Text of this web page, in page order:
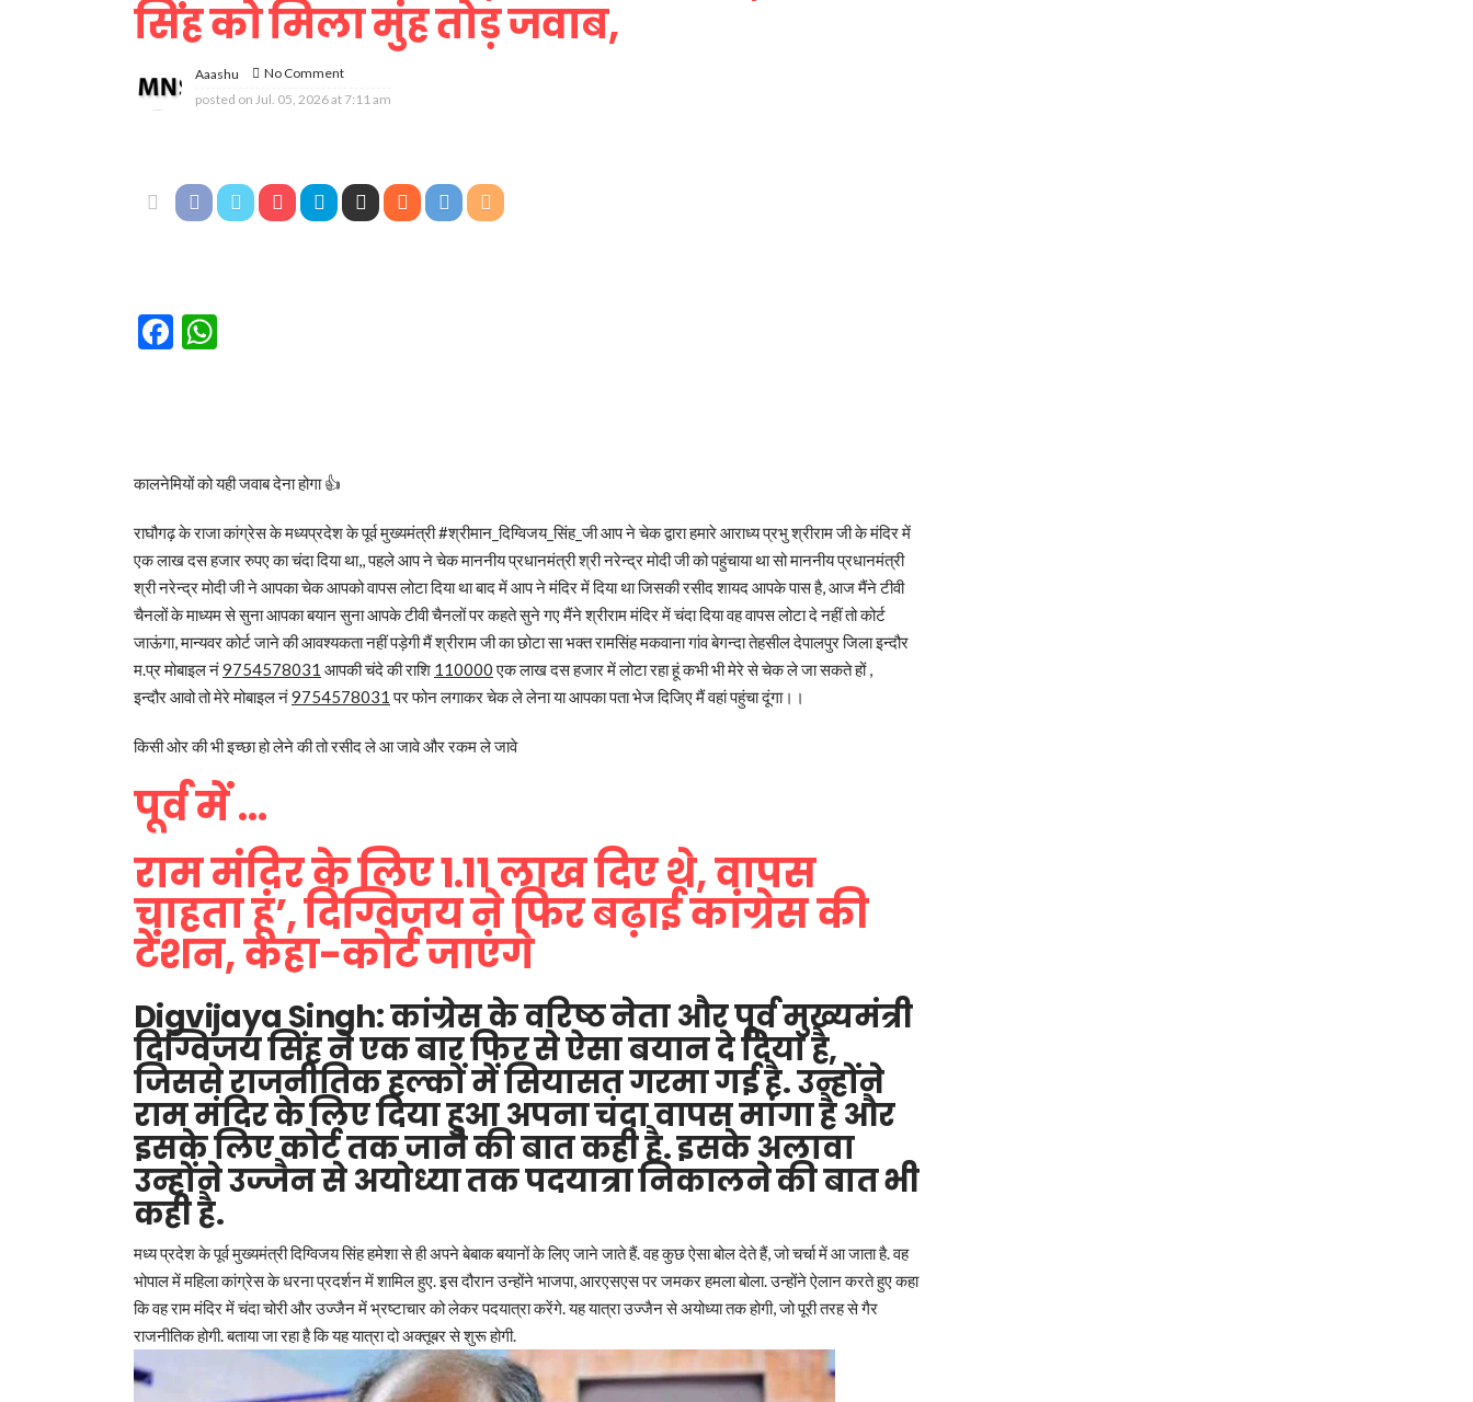
सिंह को मिला मुंह तोड़ जवाब,
Aaashu
No Comment
posted on Jul. 05, 2026 at 7:11 am
Facebook
कालनेमियों को यही जवाब देना होगा 👍
राघौगढ़ के राजा कांग्रेस के मध्यप्रदेश के पूर्व मुख्यमंत्री #श्रीमान_दिग्विजय_सिंह_जी आप ने चेक द्वारा हमारे आराध्य प्रभु श्रीराम जी के मंदिर में
एक लाख दस हजार रुपए का चंदा दिया था,, पहले आप ने चेक माननीय प्रधानमंत्री श्री नरेन्द्र मोदी जी को पहुंचाया था सो माननीय प्रधानमंत्री
श्री नरेन्द्र मोदी जी ने आपका चेक आपको वापस लोटा दिया था बाद में आप ने मंदिर में दिया था जिसकी रसीद शायद आपके पास है, आज मैंने टीवी
चैनलों के माध्यम से सुना आपका बयान सुना आपके टीवी चैनलों पर कहते सुने गए मैंने श्रीराम मंदिर में चंदा दिया वह वापस लोटा दे नहीं तो कोर्ट
जाऊंगा, मान्यवर कोर्ट जाने की आवश्यकता नहीं पड़ेगी मैं श्रीराम जी का छोटा सा भक्त रामसिंह मकवाना गांव बेगन्दा तेहसील देपालपुर जिला इन्दौर
म.प्र मोबाइल नं9754578031 आपकी चंदे की राशि 110000एक लाख दस हजार में लोटा रहा हूं कभी भी मेरे से चेक ले जा सकते हों ,
इन्दौर आवो तो मेरे मोबाइल नं9754578031 पर फोन लगाकर चेक ले लेना या आपका पता भेज दिजिए मैं वहां पहुंचा दूंगा।।
किसी ओर की भी इच्छा हो लेने की तो रसीद ले आ जावे और रकम ले जावे
पूर्व में …
राम मंदिर के लिए 1.11 लाख दिए थे, वापस
चाहता हूं’, दिग्विजय ने फिर बढ़ाई कांग्रेस की
टेंशन, कहा-कोर्ट जाएंगे
Digvijaya Singh: कांग्रेस के वरिष्ठ नेता और पूर्व मुख्यमंत्री
दिग्विजय सिंह ने एक बार फिर से ऐसा बयान दे दिया है,
जिससे राजनीतिक हल्कों में सियासत गरमा गई है. उन्होंने
राम मंदिर के लिए दिया हुआ अपना चंदा वापस मांगा है और
इसके लिए कोर्ट तक जाने की बात कही है. इसके अलावा
उन्होंने उज्जैन से अयोध्या तक पदयात्रा निकालने की बात भी
कही है.
मध्य प्रदेश के पूर्व मुख्यमंत्री दिग्विजय सिंह हमेशा से ही अपने बेबाक बयानों के लिए जाने जाते हैं. वह कुछ ऐसा बोल देते हैं, जो चर्चा में आ जाता है. वह
भोपाल में महिला कांग्रेस के धरना प्रदर्शन में शामिल हुए. इस दौरान उन्होंने भाजपा, आरएसएस पर जमकर हमला बोला. उन्होंने ऐलान करते हुए कहा
कि वह राम मंदिर में चंदा चोरी और उज्जैन में भ्रष्टाचार को लेकर पदयात्रा करेंगे. यह यात्रा उज्जैन से अयोध्या तक होगी, जो पूरी तरह से गैर
राजनीतिक होगी. बताया जा रहा है कि यह यात्रा दो अक्तूबर से शुरू होगी.